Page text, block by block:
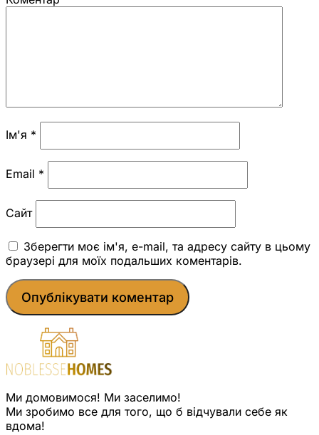
Ім'я *
Email *
Сайт
Зберегти моє ім'я, e-mail, та адресу сайту в цьому
браузері для моїх подальших коментарів.
Ми домовимося! Ми заселимо!
Ми зробимо все для того, що б відчували себе як
вдома!